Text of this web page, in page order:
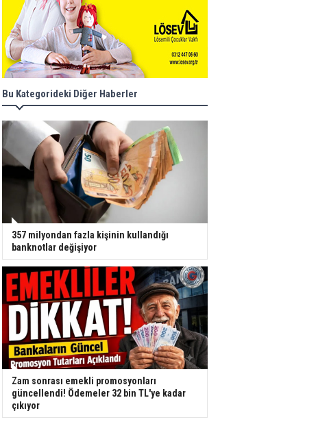
Bu Kategorideki Diğer Haberler
357 milyondan fazla kişinin kullandığı
banknotlar değişiyor
Zam sonrası emekli promosyonları
güncellendi! Ödemeler 32 bin TL'ye kadar
çıkıyor